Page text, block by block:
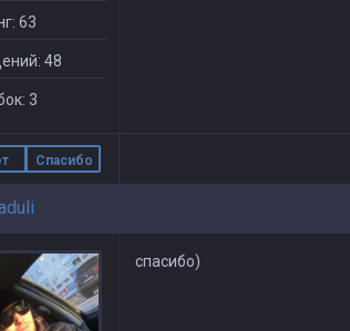
63
48
3
Спасибо
спасибо)